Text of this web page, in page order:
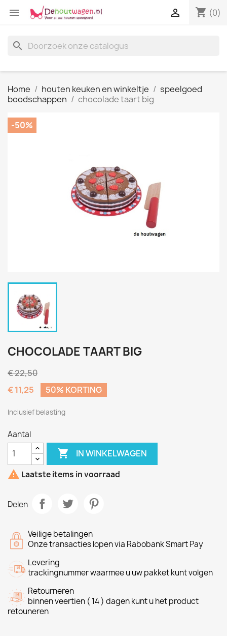
 shopping_cart (0)

search
Home houten keuken en winkeltje
speelgoed
boodschappen
chocolade taart big
-50%
CHOCOLADE TAART BIG
€ 22,50
€ 11,25
50% KORTING
Inclusief belasting
Aantal
 IN WINKELWAGEN
 Laatste items in voorraad
Delen
Veilige betalingen
Onze transacties lopen via Rabobank Smart Pay
Levering
trackingnummer waarmee u uw pakket kunt volgen
Retourneren
binnen veertien ( 14 ) dagen kunt u het product
retouneren